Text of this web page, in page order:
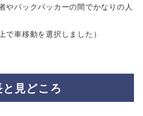
やバックパッカーの間でかなりの人
で車移動を選択しました）
見どころ